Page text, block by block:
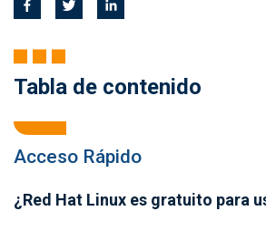
Tabla de contenido
Acceso Rápido
¿Red Hat Linux es gratuito para